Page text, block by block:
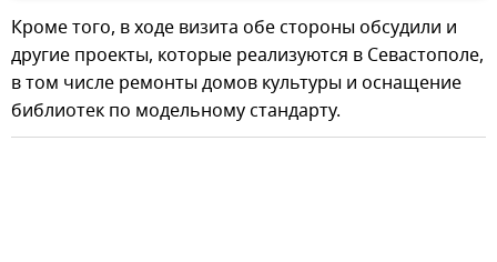
Кроме того, в ходе визита обе стороны обсудили и
другие проекты, которые реализуются в Севастополе,
в том числе ремонты домов культуры и оснащение
библиотек по модельному стандарту.